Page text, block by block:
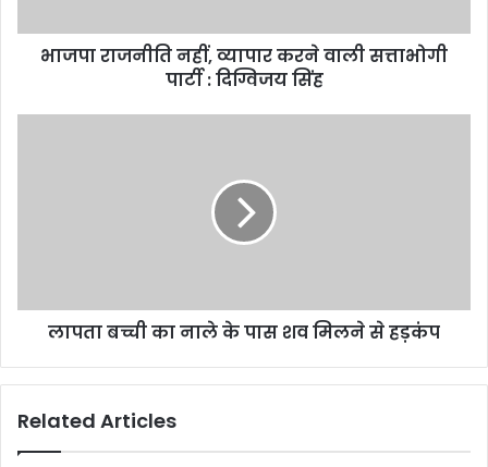
:
दिग्विजयभाजपा राजनीति नहीं, व्यापार करने वाली सत्ताभोगी
पार्टी : दिग्विजय सिंह
से
हड़कंपलापता बच्ची का नाले के पास शव मिलने से हड़कंप
Related Articles